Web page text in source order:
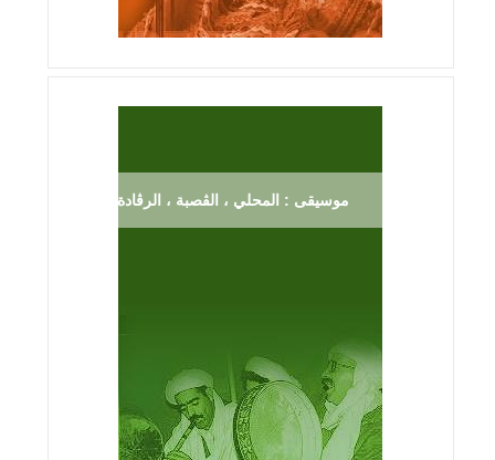
موسيقى : المحلي ، الڨصبة ، الرڨادة